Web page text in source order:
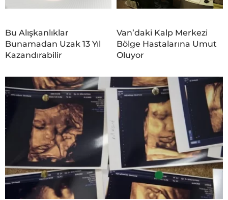
Bu Alışkanlıklar
Bunamadan Uzak 13 Yıl
Kazandırabilir
Van’daki Kalp Merkezi
Bölge Hastalarına Umut
Oluyor